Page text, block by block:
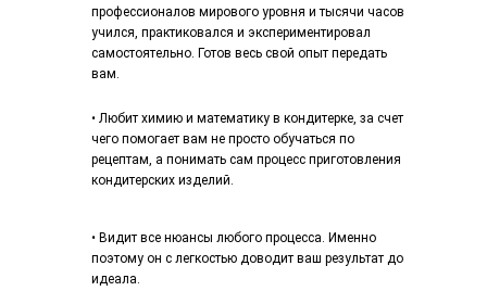
профессионалов мирового уровня и тысячи часов
учился, практиковался и экспериментировал
самостоятельно. Готов весь свой опыт передать
вам.
• Любит химию и математику в кондитерке, за счет
чего помогает вам не просто обучаться по
рецептам, а понимать сам процесс приготовления
кондитерских изделий.
• Видит все нюансы любого процесса. Именно
поэтому он с легкостью доводит ваш результат до
идеала.